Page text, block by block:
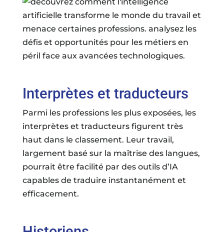
Interprètes et traducteurs
Parmi les professions les plus exposées, les
interprètes et traducteurs figurent très
haut dans le classement. Leur travail,
largement basé sur la maîtrise des langues,
pourrait être facilité par des outils d’IA
capables de traduire instantanément et
efficacement.